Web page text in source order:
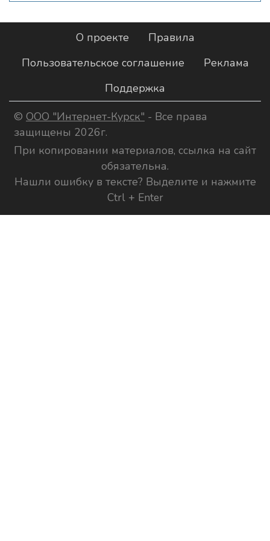
О проекте
Правила
Пользовательское соглашение
Реклама
Поддержка
© ООО "Интернет-Курск" - Все права
защищены 2026г.
При копировании материалов, ссылка на сайт
обязательна.
Нашли ошибку в тексте? Выделите и нажмите
Ctrl + Enter